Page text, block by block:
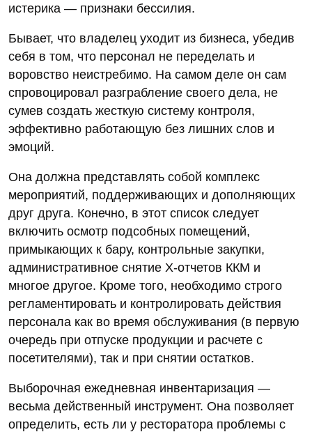
истерика — признаки бессилия.
Бывает, что владелец уходит из бизнеса, убедив
себя в том, что персонал не переделать и
воровство неистребимо. На самом деле он сам
спровоцировал разграбление своего дела, не
сумев создать жесткую систему контроля,
эффективно работающую без лишних слов и
эмоций.
Она должна представлять собой комплекс
мероприятий, поддерживающих и дополняющих
друг друга. Конечно, в этот список следует
включить осмотр подсобных помещений,
примыкающих к бару, контрольные закупки,
административное снятие Х-отчетов ККМ и
многое другое. Кроме того, необходимо строго
регламентировать и контролировать действия
персонала как во время обслуживания (в первую
очередь при отпуске продукции и расчете с
посетителями), так и при снятии остатков.
Выборочная ежедневная инвентаризация —
весьма действенный инструмент. Она позволяет
определить, есть ли у ресторатора проблемы с